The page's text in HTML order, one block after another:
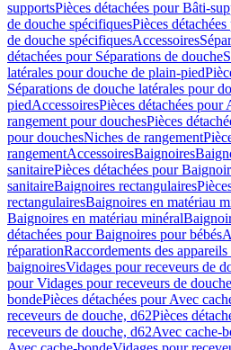
supportsPièces détachées pour Bâti-
de douche spécifiquesPièces
de douche spécifiquesAccessoires
détachées pour Séparations de douche
latérales pour douche de plain-pied
Séparations de douche latérales pour
piedAccessoiresPièces détachées pour
rangement pour douchesPièces
pour douchesNiches de rangement
rangementAccessoiresBaignoires
sanitairePièces détachées pour
sanitaireBaignoires rectangulaires
rectangulairesBaignoires en matériau
Baignoires en matériau minéral
détachées pour Baignoires pour bébés
réparationRaccordements des
baignoiresVidages pour receveurs de
pour Vidages pour receveurs de
bondePièces détachées pour Avec
receveurs de douche, d62Pièces
receveurs de douche, d62Avec cache-